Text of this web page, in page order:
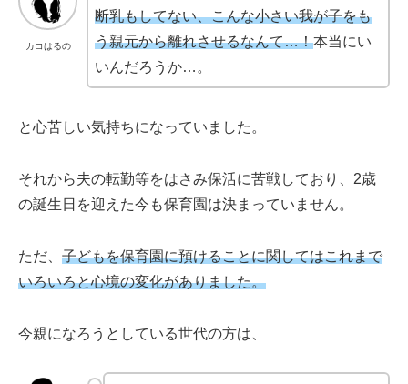
カコはるの
断乳もしてない、こんな小さい我が子をも
う親元から離れさせるなんて…！本当にい
いんだろうか…。
と心苦しい気持ちになっていました。
それから夫の転勤等をはさみ保活に苦戦しており、2歳
の誕生日を迎えた今も保育園は決まっていません。
ただ、 子どもを保育園に預けることに関してはこれまで
いろいろと心境の変化がありました。
今親になろうとしている世代の方は、